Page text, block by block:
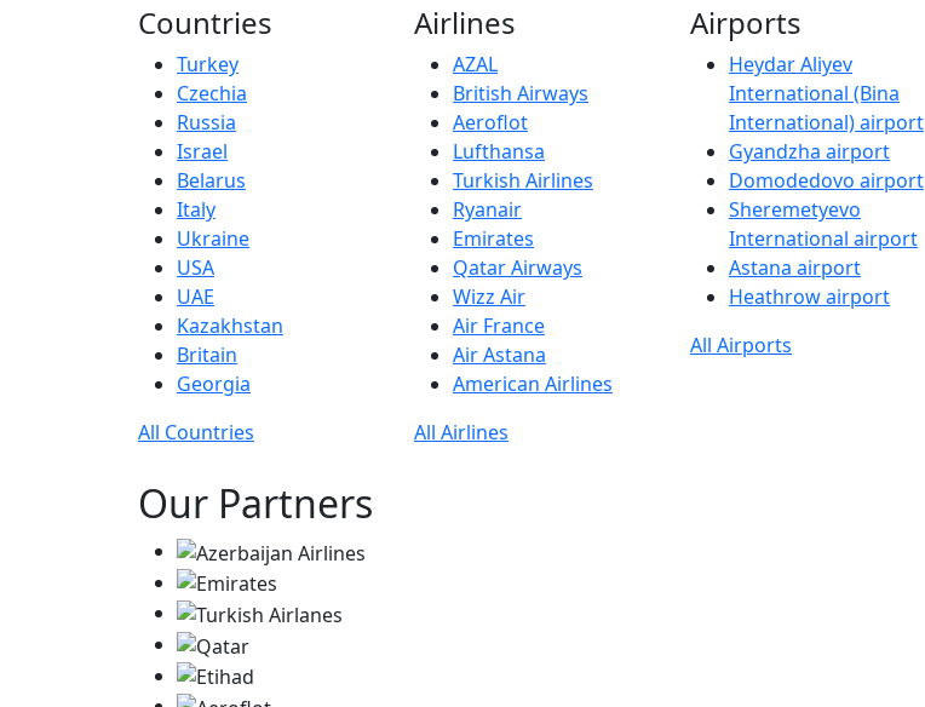
Countries
Turkey
Czechia
Russia
Israel
Belarus
Italy
Ukraine
USA
UAE
Kazakhstan
Britain
Georgia
All Countries
Airlines
AZAL
British Airways
Aeroflot
Lufthansa
Turkish Airlines
Ryanair
Emirates
Qatar Airways
Wizz Air
Air France
Air Astana
American Airlines
All Airlines
Airports
Heydar Aliyev
International (Bina
International) airport
Gyandzha airport
Domodedovo airport
Sheremetyevo
International airport
Astana airport
Heathrow airport
All Airports
Our Partners